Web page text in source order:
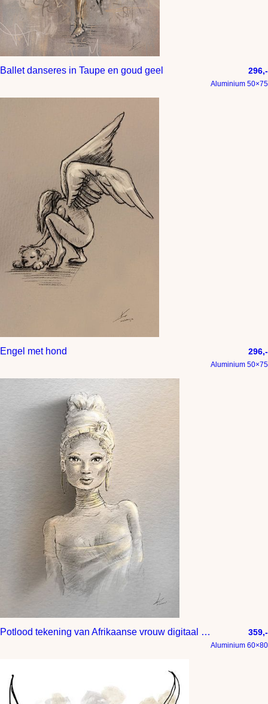
Ballet danseres in Taupe en goud geel 296,-
Aluminium 50×75
Engel met hond 296,-
Aluminium 50×75
Potlood tekening van Afrikaanse vrouw digitaal ingekleurd met goud tinten 359,-
Aluminium 60×80